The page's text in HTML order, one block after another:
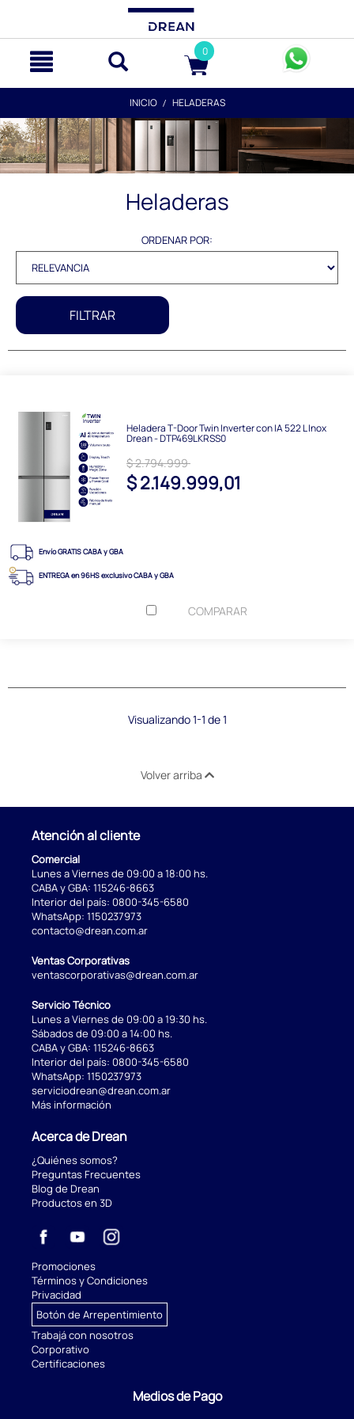
0
INICIO HELADERAS
Heladeras
ORDENAR POR:
FILTRAR
Heladera T-Door Twin Inverter con IA 522 L Inox
Drean - DTP469LKRSS0
$ 2.794.999
$ 2.149.999,01
Envío GRATIS CABA y GBA
ENTREGA en 96HS exclusivo CABA y GBA
COMPARAR
Visualizando 1-1 de 1
Volver arriba
Atención al cliente
Comercial
Lunes a Viernes de 09:00 a 18:00 hs.
CABA y GBA: 115246-8663
Interior del país: 0800-345-6580
WhatsApp: 1150237973
contacto@drean.com.ar
Ventas Corporativas
ventascorporativas@drean.com.ar
Servicio Técnico
Lunes a Viernes de 09:00 a 19:30 hs.
Sábados de 09:00 a 14:00 hs.
CABA y GBA: 115246-8663
Interior del país: 0800-345-6580
WhatsApp: 1150237973
serviciodrean@drean.com.ar
Más información
Acerca de Drean
¿Quiénes somos?
Preguntas Frecuentes
Blog de Drean
Productos en 3D
Promociones
Términos y Condiciones
Privacidad
Botón de Arrepentimiento
Trabajá con nosotros
Corporativo
Certificaciones
Medios de Pago